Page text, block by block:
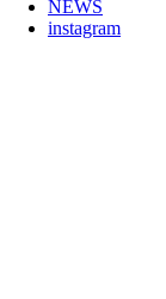
NEWS
instagram